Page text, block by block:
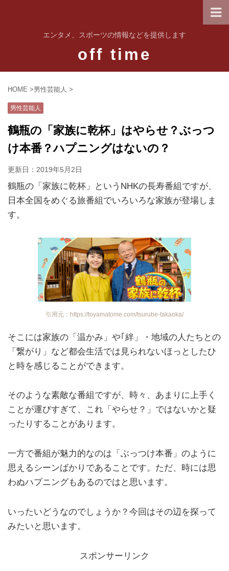
エンタメ、スポーツの情報などを提供します
off time
HOME >男性芸能人 >
男性芸能人
鶴瓶の「家族に乾杯」はやらせ？ぶっつ
け本番？ハプニングはないの？
更新日： 2019年5月2日
鶴瓶の「家族に乾杯」というNHKの長寿番組ですが、
日本全国をめぐる旅番組でいろいろな家族が登場しま
す。
引用元：https://toyamatome.com/tsurube-takaoka/
そこには家族の「温かみ」や｢絆」・地域の人たちとの
「繋がり」など都会生活では見られないほっとしたひ
と時を感じることができます。
そのような素敵な番組ですが、時々、あまりに上手く
ことが運びすぎて、これ「やらせ？」ではないかと疑
ったりすることがあります。
一方で番組が魅力的なのは「ぶっつけ本番」のように
思えるシーンばかりであることです。ただ、時には思
わぬハプニングもあるのではと思います。
いったいどうなのでしょうか？今回はその辺を探って
みたいと思います。
スポンサーリンク